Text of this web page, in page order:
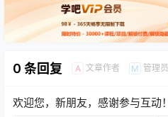
0 条回复 A 文章作者 M 管理员
欢迎您，新朋友，感谢参与互动！